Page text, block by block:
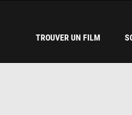
TROUVER UN FILM